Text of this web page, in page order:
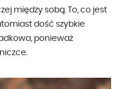
między sobą. To, co jest
dość szybkie
ponieważ